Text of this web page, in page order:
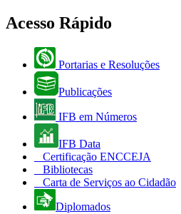
Acesso Rápido
Portarias e Resoluções
Publicações
IFB em Números
IFB Data
Certificação ENCCEJA
Bibliotecas
Carta de Serviços ao Cidadão
Diplomados